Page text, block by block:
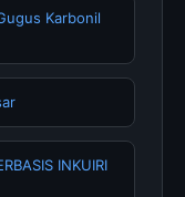
Karbonil
INKUIRI